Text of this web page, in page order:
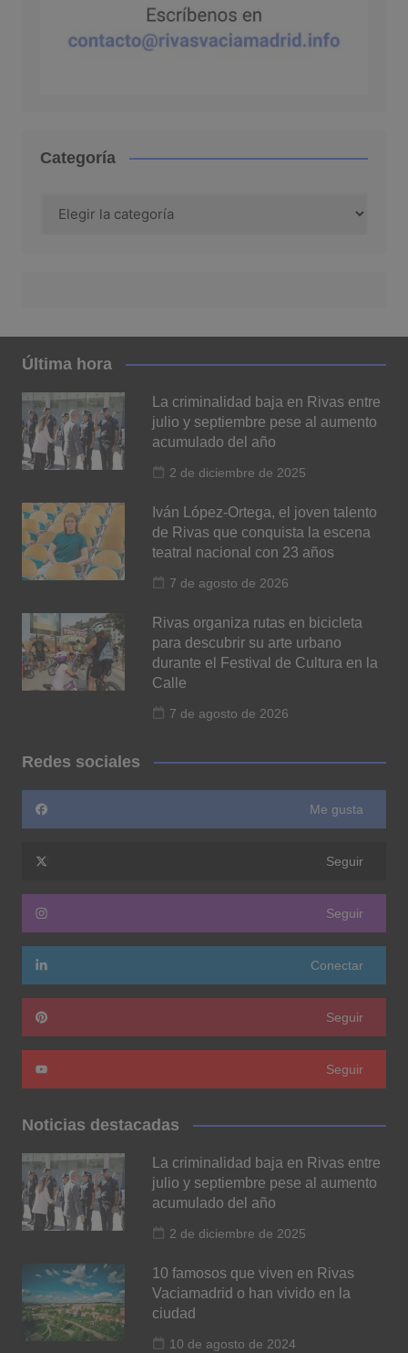
Categoría
Última hora
La criminalidad baja en Rivas entre
julio y septiembre pese al aumento
acumulado del año
2 de diciembre de 2025
Iván López-Ortega, el joven talento
de Rivas que conquista la escena
teatral nacional con 23 años
7 de agosto de 2026
Rivas organiza rutas en bicicleta
para descubrir su arte urbano
durante el Festival de Cultura en la
Calle
7 de agosto de 2026
Redes sociales
Me gusta
Seguir
Seguir
Conectar
Seguir
Seguir
Noticias destacadas
La criminalidad baja en Rivas entre
julio y septiembre pese al aumento
acumulado del año
2 de diciembre de 2025
10 famosos que viven en Rivas
Vaciamadrid o han vivido en la
ciudad
10 de agosto de 2024